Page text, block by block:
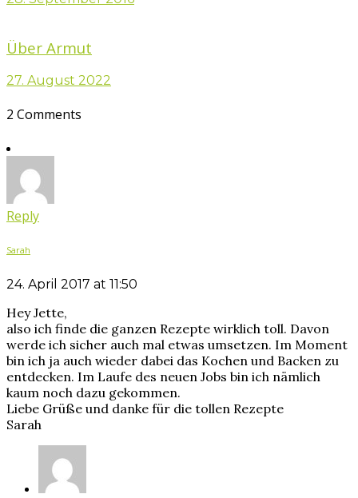
Über Armut
27. August 2022
2 Comments
Reply
Sarah
24. April 2017 at 11:50
Hey Jette,
also ich finde die ganzen Rezepte wirklich toll. Davon
werde ich sicher auch mal etwas umsetzen. Im Moment
bin ich ja auch wieder dabei das Kochen und Backen zu
entdecken. Im Laufe des neuen Jobs bin ich nämlich
kaum noch dazu gekommen.
Liebe Grüße und danke für die tollen Rezepte
Sarah